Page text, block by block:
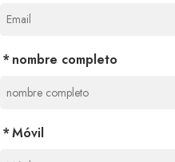
nombre completo
Móvil